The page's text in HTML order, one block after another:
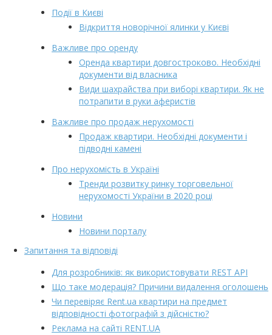
Події в Києві
Відкриття новорічної ялинки у Києві
Важливе про оренду
Оренда квартири довгостроково. Необхідні
документи від власника
Види шахрайства при виборі квартири. Як не
потрапити в руки аферистів
Важливе про продаж нерухомості
Продаж квартири. Необхідні документи і
підводні камені
Про нерухомість в Україні
Тренди розвитку ринку торговельної
нерухомості України в 2020 році
Новини
Новини порталу
Запитання та відповіді
Для розробників: як використовувати REST API
Що таке модерація? Причини видалення оголошень
Чи перевіряє Rent.ua квартири на предмет
відповідності фотографій з дійсністю?
Реклама на сайті RENT.UA